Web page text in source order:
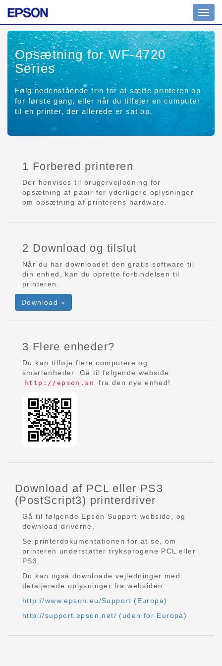
Opsætning for WF-4720
Series
Følg nedenstående trin for at sætte printeren op
for første gang, eller når du tilføjer en computer
til en printer, der allerede er sat op.
1 Forbered printeren
Der henvises til brugervejledning for
opsætning af papir for yderligere oplysninger
om opsætning af printerens hardware.
2 Download og tilslut
Når du har downloadet den gratis software til
din enhed, kan du oprette forbindelsen til
printeren.
Download »
3 Flere enheder?
Du kan tilføje flere computere og
smartenheder. Gå til følgende webside
http://epson.sn fra den nye enhed!
Download af PCL eller PS3
(PostScript3) printerdriver
Gå til følgende Epson Support-webside, og
download driverne.
Se printerdokumentationen for at se, om
printeren understøtter tryksprogene PCL eller
PS3.
Du kan også downloade vejledninger med
detaljerede oplysninger fra websiden.
http://www.epson.eu/Support (Europa)
http://support.epson.net/ (uden for Europa)